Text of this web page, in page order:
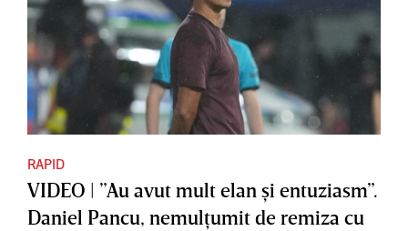
RAPID
VIDEO | ”Au avut mult elan şi entuziasm”.
Daniel Pancu, nemulţumit de remiza cu